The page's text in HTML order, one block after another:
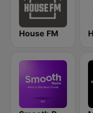
House FM